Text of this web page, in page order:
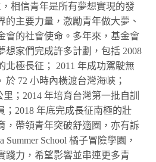
，相信青年是所有夢想實現的發
的主要力量，激勵青年做大夢、
會的社會使命。多年來，基金會
想家們完成許多計劃，包括 2008
北極長征； 2011年成功駕駛無
於 72小時內橫渡台灣海峽；
里； 2014年培育台灣第一批自訓
； 2018年底完成長征南極的壯
，帶領青年突破舒適圈，亦有訴
Summer School橘子冒險學園，
踐力，希望影響並串連更多青